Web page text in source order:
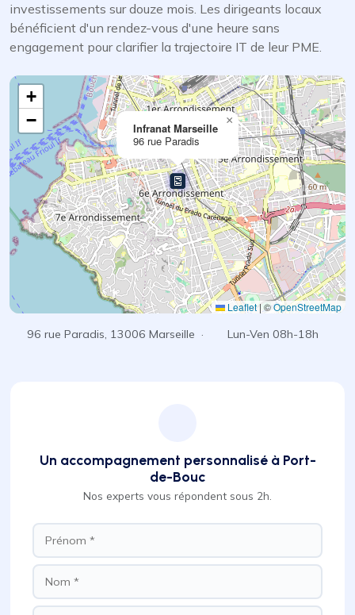
investissements sur douze mois. Les dirigeants locaux
bénéficient d'un rendez-vous d'une heure sans
engagement pour clarifier la trajectoire IT de leur PME.
Infranat Marseille
96 rue Paradis
×
+
−
Leaflet | ©OpenStreetMap
96 rue Paradis, 13006 Marseille · Lun-Ven 08h-18h
Un accompagnement personnalisé à Port-
de-Bouc
Nos experts vous répondent sous 2h.